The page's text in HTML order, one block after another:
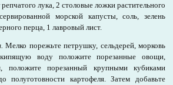
лука, 2 столовые ложки растительного
морской капусты, соль, зелень
перца, 1 лавровый лист.
Мелко порежьте петрушку, сельдерей, морковь
воду положите порезанные овощи,
положите порезанный крупными кубиками
полуготовности картофеля. Затем добавьте